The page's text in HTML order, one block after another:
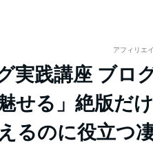
アフィリエ
実践講座 ブロ
せる」絶版だ
るのに役立つ